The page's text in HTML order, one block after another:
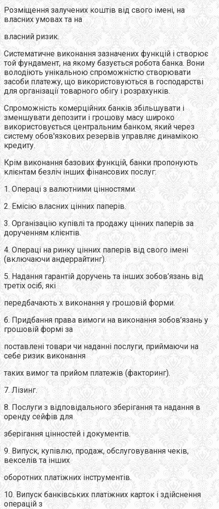
Розміщення залучених коштiв від свого iменi, на
власних умовах та на
власний ризик.
Систематичне виконання зазначених функцій і створює
той фундамент, на якому базується робота банка. Вони
володіють унікальною спроможністю створювати
засоби платежу, що використовуються в господарстві
для організації товарного обігу і розрахунків.
Спроможність комерційних банків збільшувати і
зменшувати депозити і грошову масу широко
використовується центральним банком, який через
систему обов'язкових резервів управляє динамікою
кредиту.
Крім виконання базових функцій, банки пропонують
клієнтам безліч інших фінансових послуг:
1. Операцi з валютними цiнностями.
2. Емісію власних цiнних паперiв.
3. Організацію купiвлi та продажу цiнних паперiв за
дорученням клiєнтiв.
4. Операцi на ринку цiнних паперiв вiд свого iменi
(включаючи андеррайтинг).
5. Надання гарантій доручень та iнших зобов’язань вiд
третiх осiб, якi
передбачають х виконання у грошовiй форми.
б. Придбання права вимоги на виконання зобов’язань у
грошовiй формi за
поставленi товари чи наданні послуги, приймаючи на
себе ризик виконання
таких вимог та прийом платежiв (факторинг).
7. Лiзинг.
8. Послуги з відповідального зберiгання та надання в
оренду сейфів для
зберiгання цiнностей і документiв.
9. Випуск, купівлю, продаж, обслуговування чекiв,
векселiв та інших
оборотних платіжних iнструментiв.
10. Випуск банкiвських платіжних карток i здiйснення
операцiй з